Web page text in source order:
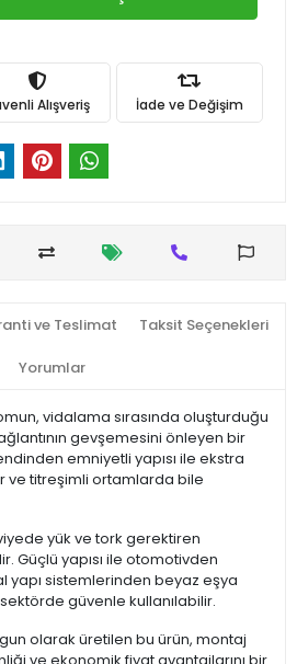
Alışveriş İade ve Değişim
ve Teslimat Taksit Seçenekleri
Yorumlar
vidalama sırasında oluşturduğu
gevşemesini önleyen bir
emniyetli yapısı ile ekstra
ve titreşimli ortamlarda bile
yük ve tork gerektiren
Güçlü yapısı ile otomotivden
yapı sistemlerinden beyaz eşya
güvenle kullanılabilir.
olarak üretilen bu ürün, montaj